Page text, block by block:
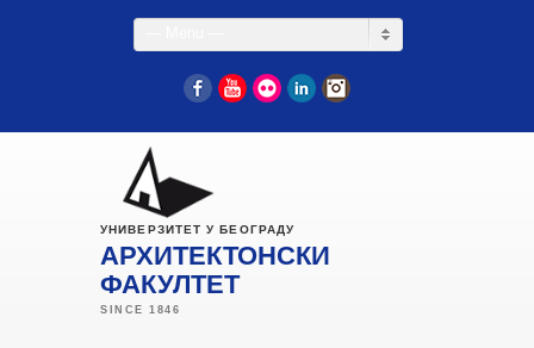
FacebookYouTube
Flickr LinkedIn
УНИВЕРЗИТЕТ У БЕОГРАДУ
АРХИТЕКТОНСКИ
ФАКУЛТЕТ